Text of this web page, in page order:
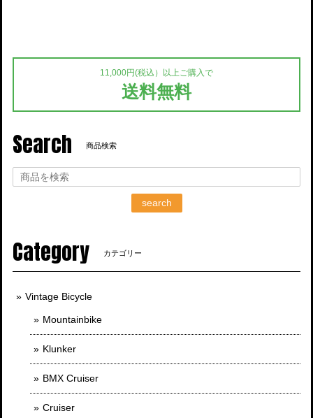
11,000円(税込）以上ご購入で
送料無料
Search 商品検索
search
Category カテゴリー
Vintage Bicycle
Mountainbike
Klunker
BMX Cruiser
Cruiser